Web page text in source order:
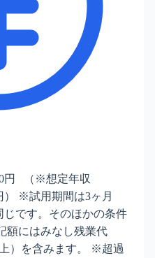
円 （※想定年収
） ※試用期間は3ヶ月
です。そのほかの条件
額にはみなし残業代
）を含みます。 ※超過